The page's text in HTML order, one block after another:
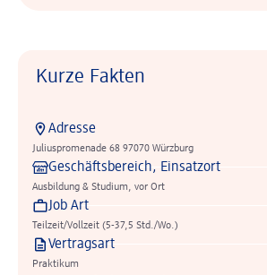
Kurze Fakten
Adresse
Juliuspromenade 68 97070 Würzburg
Geschäftsbereich, Einsatzort
Ausbildung & Studium, vor Ort
Job Art
Teilzeit/Vollzeit (5-37,5 Std./Wo.)
Vertragsart
Praktikum